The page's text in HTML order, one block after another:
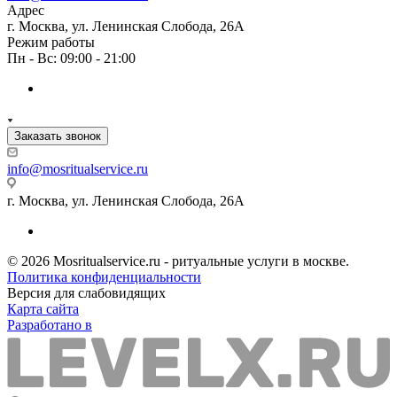
Адрес
г. Москва, ул. Ленинская Слобода, 26А
Режим работы
Пн - Вс: 09:00 - 21:00
Заказать звонок
info@mosritualservice.ru
г. Москва, ул. Ленинская Слобода, 26А
© 2026 Mosritualservice.ru - ритуальные услуги в москве.
Политика конфиденциальности
Версия для слабовидящих
Карта сайта
Разработано в